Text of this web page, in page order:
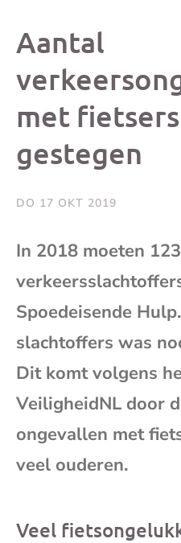
Aantal
met
gestegen
DO 17 OKT 2019
In 2018 moeten
Spoedeisende
slachtoffers was
Dit komt volgens
VeiligheidNL door
ongevallen met
veel ouderen.
Veel